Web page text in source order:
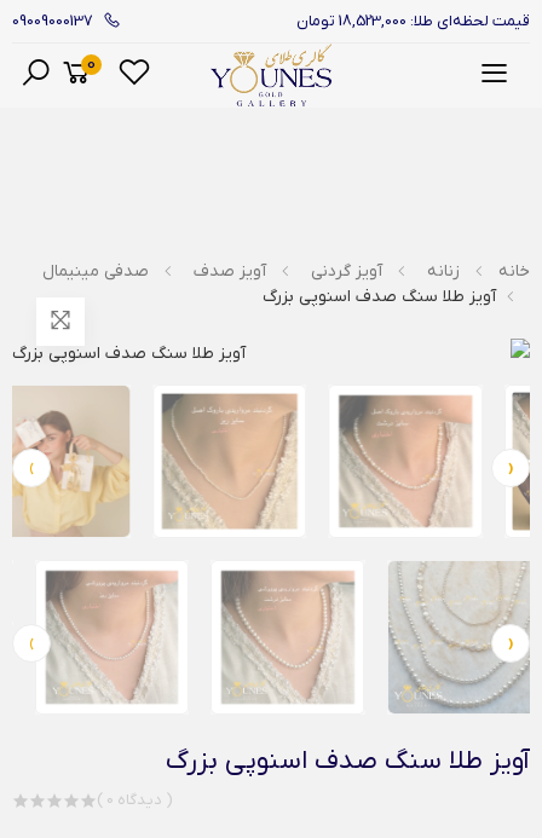
قیمت لحظه‌ای طلا: 18,523,000 تومان 09009000137
منو
0
خانه زنانه آویز گردنی آویز صدف
صدفی مینیمال
آویز طلا سنگ صدف اسنوپی بزرگ
‹
›
‹
›
آویز طلا سنگ صدف اسنوپی بزرگ
( 0 دیدگاه )